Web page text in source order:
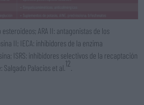
ARA II: antagonistas de los
II; IECA: inhibidores de la enzima
ISRS: inhibidores selectivos de la recaptación
Palacios et al. 12